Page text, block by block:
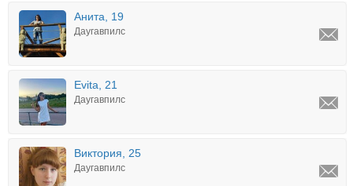
Анита, 19
Даугавпилс
Evita, 21
Даугавпилс
Виктория, 25
Даугавпилс